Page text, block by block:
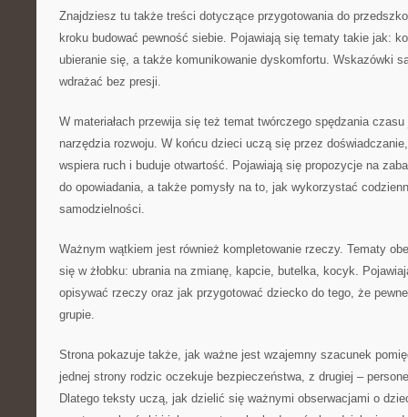
Znajdziesz tu także treści dotyczące przygotowania do
kroku budować pewność siebie. Pojawiają się tematy takie jak:
ubieranie się, a także komunikowanie dyskomfortu. Wskazówki
wdrażać bez presji.
W materiałach przewija się też temat twórczego spędzania
narzędzia rozwoju. W końcu dzieci uczą się przez
wspiera ruch i buduje otwartość. Pojawiają się propozycje na
do opowiadania, a także pomysły na to, jak wykorzystać
samodzielności.
Ważnym wątkiem jest również kompletowanie rzeczy. Tematy
się w żłobku: ubrania na zmianę, kapcie, butelka, kocyk.
opisywać rzeczy oraz jak przygotować dziecko do tego, że
grupie.
Strona pokazuje także, jak ważne jest wzajemny szacunek
jednej strony rodzic oczekuje bezpieczeństwa, z drugiej –
Dlatego teksty uczą, jak dzielić się ważnymi obserwacjami o